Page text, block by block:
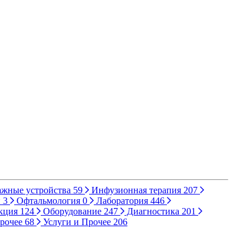
устройства 59 Инфузионная терапия 207
3 Офтальмология 0 Лаборатория 446
124 Оборудование 247 Диагностика 201
68 Услуги и Прочее 206